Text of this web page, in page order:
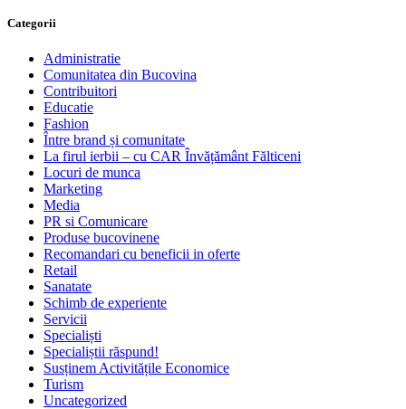
Categorii
Administratie
Comunitatea din Bucovina
Contribuitori
Educatie
Fashion
Între brand și comunitate
La firul ierbii – cu CAR Învățământ Fălticeni
Locuri de munca
Marketing
Media
PR si Comunicare
Produse bucovinene
Recomandari cu beneficii in oferte
Retail
Sanatate
Schimb de experiente
Servicii
Specialiști
Specialiștii răspund!
Susținem Activitățile Economice
Turism
Uncategorized